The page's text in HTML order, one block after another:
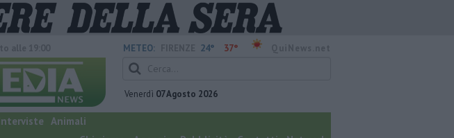
METEO: 24° 37°
Venerdì 07 Agosto 2026
Animali